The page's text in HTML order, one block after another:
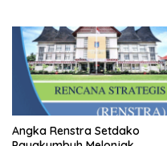
Angka Renstra Setdako